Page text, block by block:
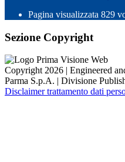
Pagina visualizzata 829
Sezione Copyright
Copyright 2026 | Engineered
Parma S.p.A. | Divisione
Disclaimer trattamento dati